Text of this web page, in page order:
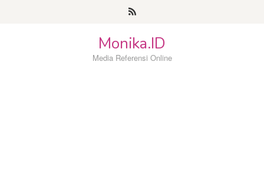
Monika.ID
Media Referensi Online